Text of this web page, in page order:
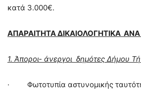
κατά 3.000€.
ΑΠΑΡΑΙΤΗΤΑ ΔΙΚΑΙΟΛΟΓΗΤΙΚΑ
1. Άποροι- άνεργοι δημότες Δήμου
· Φωτοτυπία αστυνομικής